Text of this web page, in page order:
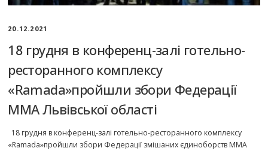
20.12.2021
18 грудня в конференц-залі готельно-
ресторанного комплексу
«Ramada»пройшли збори Федерації
ММА Львівської області
18 грудня в конференц-залі готельно-ресторанного комплексу
«Ramada»пройшли збори Федерації змішаних єдиноборств ММА